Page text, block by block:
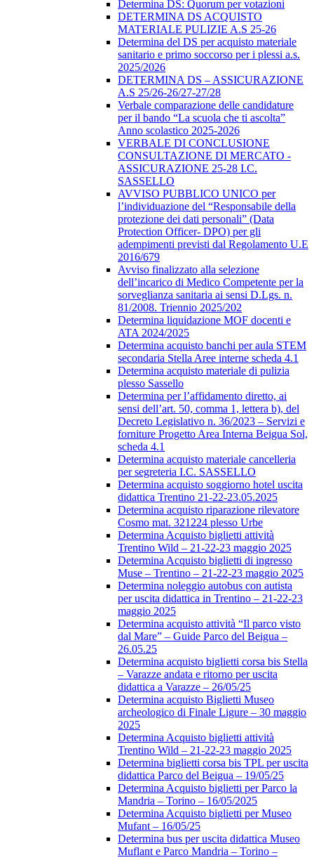
Determina DS: Quorum per votazioni
DETERMINA DS ACQUISTO
MATERIALE PULIZIE A.S 25-26
Determina del DS per acquisto materiale
sanitario e primo soccorso per i plessi a.s.
2025/2026
DETERMINA DS – ASSICURAZIONE
A.S 25/26-26/27-27/28
Verbale comparazione delle candidature
per il bando “La scuola che ti ascolta”
Anno scolastico 2025-2026
VERBALE DI CONCLUSIONE
CONSULTAZIONE DI MERCATO -
ASSICURAZIONE 25-28 I.C.
SASSELLO
AVVISO PUBBLICO UNICO per
l’individuazione del “Responsabile della
protezione dei dati personali” (Data
Protection Officer- DPO) per gli
adempimenti previsti dal Regolamento U.E
2016/679
Avviso finalizzato alla selezione
dell’incarico di Medico Competente per la
sorveglianza sanitaria ai sensi D.Lgs. n.
81/2008. Triennio 2025/202
Determina liquidazione MOF docenti e
ATA 2024/2025
Determina acquisto banchi per aula STEM
secondaria Stella Aree interne scheda 4.1
Determina acquisto materiale di pulizia
plesso Sassello
Determina per l’affidamento diretto, ai
sensi dell’art. 50, comma 1, lettera b), del
Decreto Legislativo n. 36/2023 – Servizi e
forniture Progetto Area Interna Beigua Sol,
scheda 4.1
Determina acquisto materiale cancelleria
per segreteria I.C. SASSELLO
Determina acquisto soggiorno hotel uscita
didattica Trentino 21-22-23.05.2025
Determina acquisto riparazione rilevatore
Cosmo mat. 321224 plesso Urbe
Determina Acquisto biglietti attività
Trentino Wild – 21-22-23 maggio 2025
Determina Acquisto biglietti di ingresso
Muse – Trentino – 21-22-23 maggio 2025
Determina noleggio autobus con autista
per uscita didattica in Trentino – 21-22-23
maggio 2025
Determina acquisto attività “Il parco visto
dal Mare” – Guide Parco del Beigua –
26.05.25
Determina acquisto biglietti corsa bis Stella
– Varazze andata e ritorno per uscita
didattica a Varazze – 26/05/25
Determina acquisto Biglietti Museo
archeologico di Finale Ligure – 30 maggio
2025
Determina Acquisto biglietti attività
Trentino Wild – 21-22-23 maggio 2025
Determina biglietti corsa bis TPL per uscita
didattica Parco del Beigua – 19/05/25
Determina Acquisto biglietti per Parco la
Mandria – Torino – 16/05/2025
Determina Acquisto biglietti per Museo
Mufant – 16/05/25
Determina bus per uscita didattica Museo
Muflant e Parco Mandria – Torino –